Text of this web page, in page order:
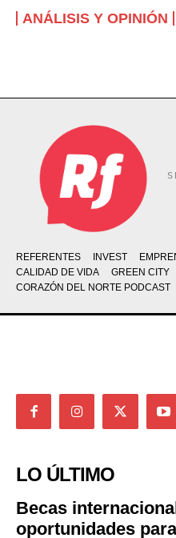
ANÁLISIS Y OPINIÓN
REFERENTES INVEST
CALIDAD DE VIDA
GREEN CITY
CORAZÓN DEL NORTE PODCAST
LO ÚLTIMO
Becas
oportunidades